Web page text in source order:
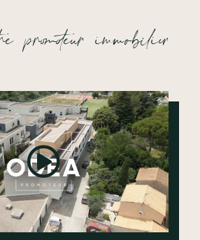
promoteur immobilier